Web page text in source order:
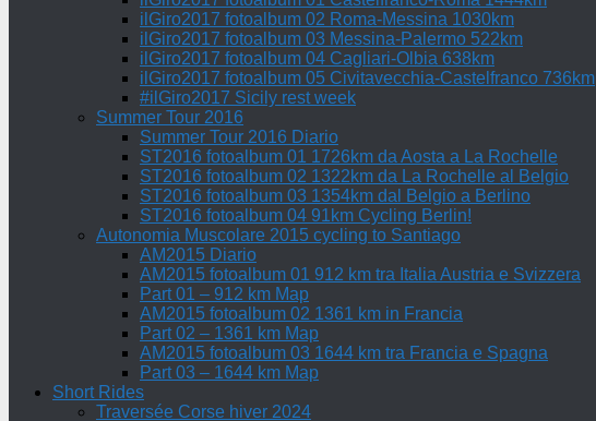
ilGiro2017 fotoalbum 02 Roma-Messina 1030km
ilGiro2017 fotoalbum 03 Messina-Palermo 522km
ilGiro2017 fotoalbum 04 Cagliari-Olbia 638km
ilGiro2017 fotoalbum 05 Civitavecchia-Castelfranco 736km
#ilGiro2017 Sicily rest week
Summer Tour 2016
Summer Tour 2016 Diario
ST2016 fotoalbum 01 1726km da Aosta a La Rochelle
ST2016 fotoalbum 02 1322km da La Rochelle al Belgio
ST2016 fotoalbum 03 1354km dal Belgio a Berlino
ST2016 fotoalbum 04 91km Cycling Berlin!
Autonomia Muscolare 2015 cycling to Santiago
AM2015 Diario
AM2015 fotoalbum 01 912 km tra Italia Austria e Svizzera
Part 01 – 912 km Map
AM2015 fotoalbum 02 1361 km in Francia
Part 02 – 1361 km Map
AM2015 fotoalbum 03 1644 km tra Francia e Spagna
Part 03 – 1644 km Map
Short Rides
Traversée Corse hiver 2024